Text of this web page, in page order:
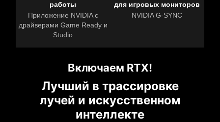
работы
Приложение NVIDIA с
драйверами Game Ready и
Studio
для игровых мониторов
NVIDIA G-SYNC
Включаем RTX!
Лучший в трассировке
лучей и искусственном
интеллекте